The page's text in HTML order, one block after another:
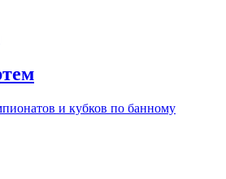
и кубков по банному